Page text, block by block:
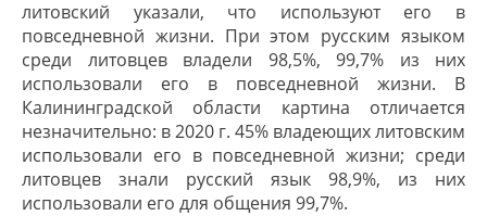
литовский указали, что используют его в
повседневной жизни. При этом русским языком
среди литовцев владели 98,5%, 99,7% из них
использовали его в повседневной жизни. В
Калининградской области картина отличается
незначительно: в 2020 г. 45% владеющих литовским
использовали его в повседневной жизни; среди
литовцев знали русский язык 98,9%, из них
использовали его для общения 99,7%.